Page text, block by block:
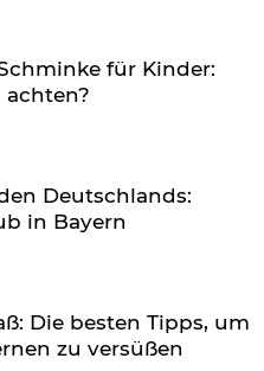
für Kinder:
achten?
Deutschlands:
in Bayern
Die besten Tipps, um
zu versüßen